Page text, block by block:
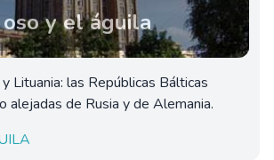
y el águila
Lituania: las Repúblicas Bálticas
alejadas de Rusia y de Alemania.